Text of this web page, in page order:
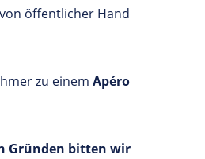
öffentlicher Hand
zu einem Apéro
Gründen bitten wir